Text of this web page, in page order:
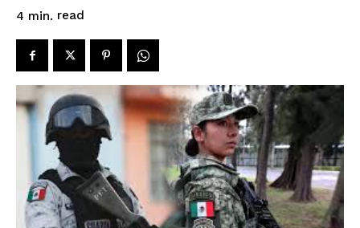
4 min. read